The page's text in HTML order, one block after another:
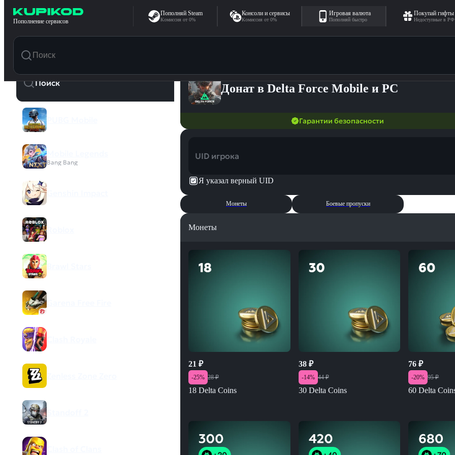
Перейти к содержимому
Пополнение сервисов
Пополняй Steam
Комиссия от 0%
Консоли и сервисы
Комиссия от 0%
Игровая валюта
Пополняй быстро
Покупай гифты
Недоступные в РФ
Bang Bang
Донат в Delta Force Mobile и PC
Гарантии безопасности
UID игрока
Я указал верный UID
Монеты Боевые пропуски
Монеты
21 ₽
-25% 28 ₽
18 Delta Coins
38₽
-14% 44 ₽
30 Delta Coins
76 ₽
-20% 95 ₽
60 Delta